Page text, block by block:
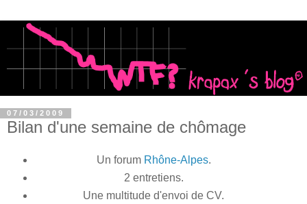
07/03/2009
Bilan d'une semaine de chômage
Un forum Rhône-Alpes.
2 entretiens.
Une multitude d'envoi de CV.